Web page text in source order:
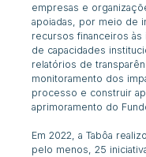
empresas e
apoiadas, por meio de
recursos financeiros
de capacidades
relatórios de
monitoramento dos
processo e construir
aprimoramento do
Em 2022, a Tabôa
pelo menos, 25